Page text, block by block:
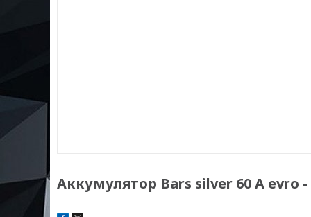
Аккумулятор Bars silver 60 A evro -